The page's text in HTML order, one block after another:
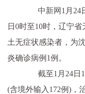
中新网 1月24
日0时至10时，辽宁
土无症状感染者，为
炎确诊病例1例。
截至1月24日10
(含境外输入172例)，